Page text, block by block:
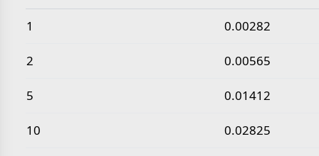
常见 千米每立方米 转 英里每英制加仑 数值
1 0.00282
2 0.00565
5 0.01412
10 0.02825